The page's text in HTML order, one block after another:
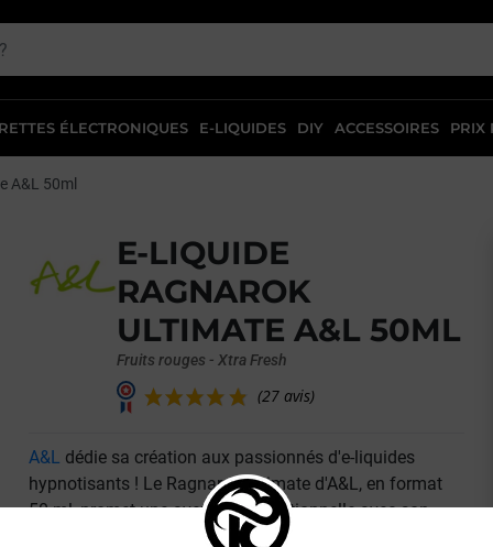
ÉLECTRONIQUES E-LIQUIDES DIY ACCESSOIRES PRIX
A&L 50ml
E-LIQUIDE
RAGNAROK
ULTIMATE A&L 50ML
(27 avis)
Fruits rouges - Xtra Fresh
A&L dédie sa création aux passionnés d'e-liquides
hypnotisants ! Le Ragnarok Ultimate d'A&L, en format
50 ml, promet une aventure exceptionnelle avec son
fruits rougesjuteux. Cueillis avec soin et